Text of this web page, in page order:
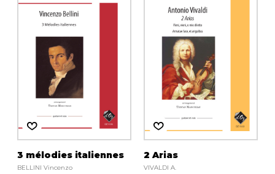
3 mélodies italiennes
BELLINI Vincenzo
2 Arias
VIVALDI A.